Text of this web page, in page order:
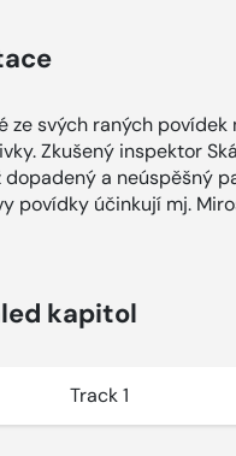
ze svých raných
Zkušený inspektor
dopadený a neúspěšný
povídky účinkují mj.
kapitol
Track 1